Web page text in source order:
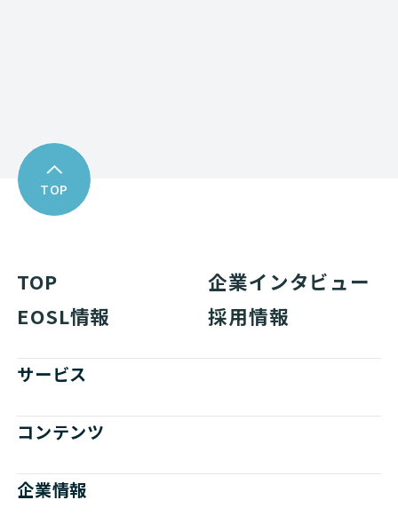
TOP
TOP
企業インタビュー
EOSL情報
採用情報
サービス
コンテンツ
企業情報